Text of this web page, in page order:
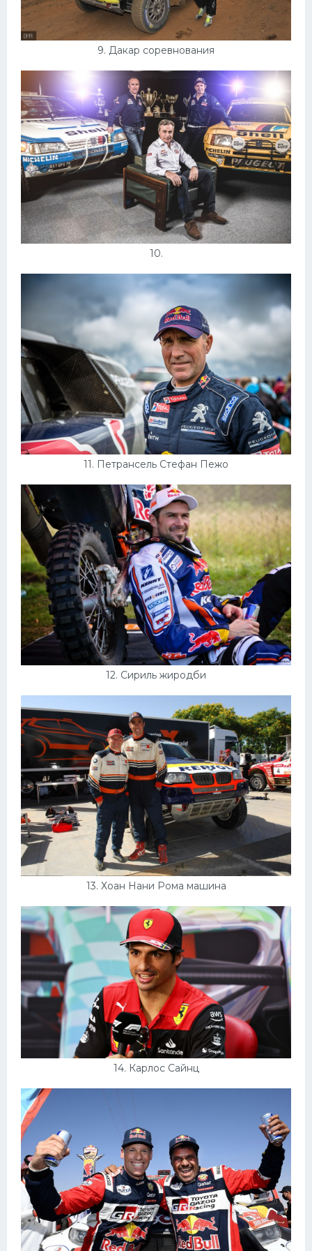
9. Дакар соревнования
10.
11. Петрансель Стефан Пежо
12. Сириль жиродби
13. Хоан Нани Рома машина
14. Карлос Сайнц